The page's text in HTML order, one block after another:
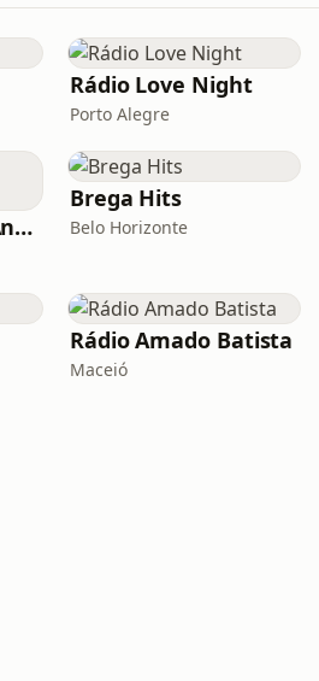
Rádio Love Night
Porto Alegre
Rádio Clube das Antigas Floripa
Brega Hits
Belo Horizonte
Rádio Amado Batista
Maceió